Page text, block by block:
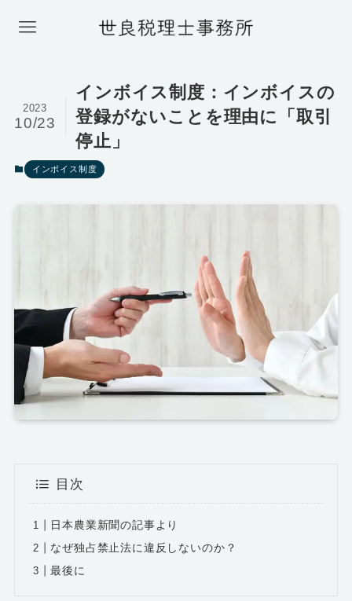
インボイス制度：インボイスの
登録がないことを理由に「取引
停止」
2023
10/23
インボイス制度
目次
日本農業新聞の記事より
なぜ独占禁止法に違反しないのか？
最後に